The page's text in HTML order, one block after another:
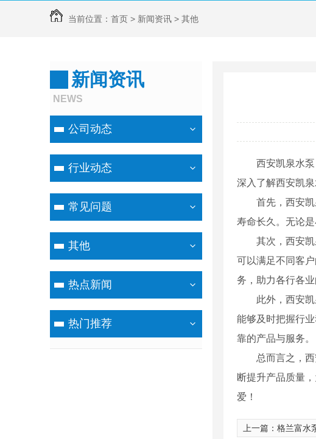
当前位置： 首页 > 新闻资讯 > 其他
新闻资讯
NEWS
公司动态
行业动态
常见问题
其他
热点新闻
热门推荐
西安凯泉水
深入了解西安凯
首先，西安
寿命长久。无论
其次，西安
可以满足不同客
务，助力各行各业
此外，西安
能够及时把握行
靠的产品与服务。
总而言之，
断提升产品质量
爱！
上一篇： 格兰富水